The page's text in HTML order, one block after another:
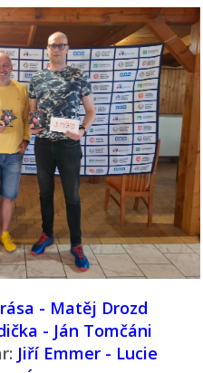
- Matěj Drozd
- Ján Tomčáni
Jiří Emmer - Lucie